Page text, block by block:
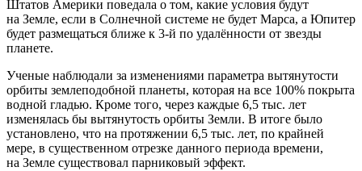
Штатов Америки поведала о том, какие условия будут
на Земле, если в Солнечной системе не будет Марса, а Юпитер
будет размещаться ближе к 3-й по удалённости от звезды
планете.
Ученые наблюдали за изменениями параметра вытянутости
орбиты землеподобной планеты, которая на все 100% покрыта
водной гладью. Кроме того, через каждые 6,5 тыс. лет
изменялась бы вытянутость орбиты Земли. В итоге было
установлено, что на протяжении 6,5 тыс. лет, по крайней
мере, в существенном отрезке данного периода времени,
на Земле существовал парниковый эффект.